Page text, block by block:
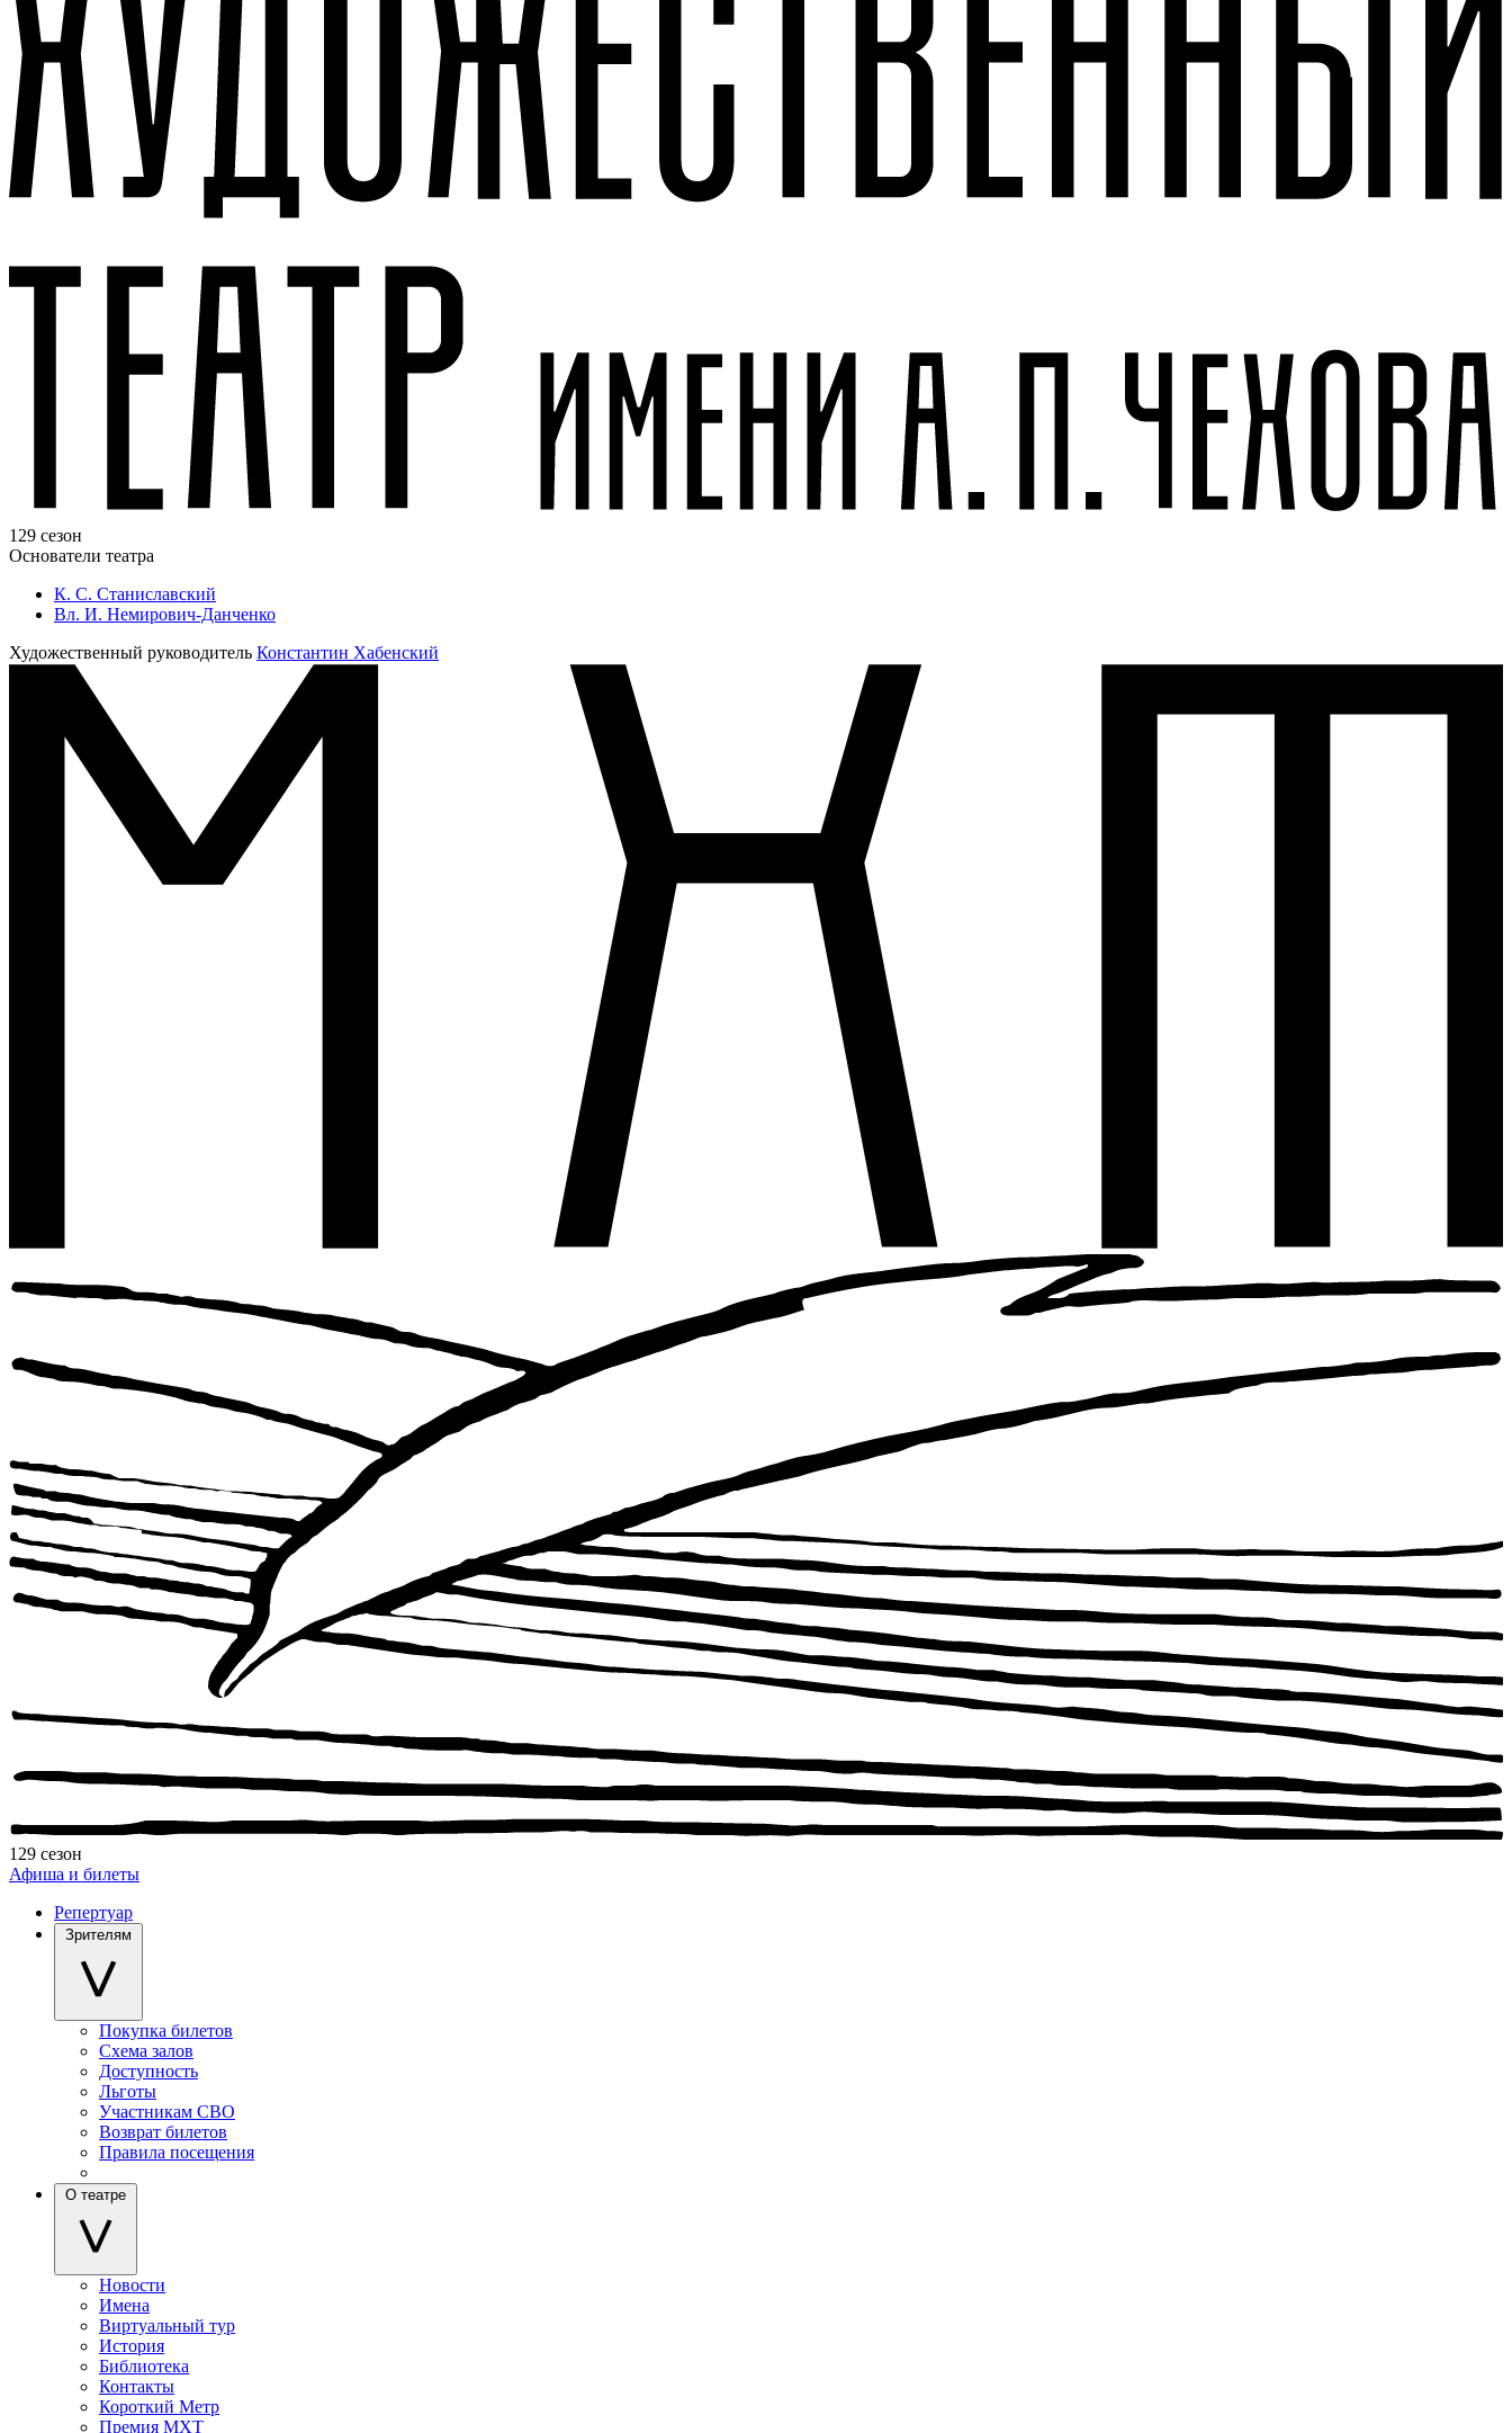
129 сезон
Основатели театра
К. С. Станиславский
Вл. И. Немирович-Данченко
Художественный руководитель Константин Хабенский
129 сезон
Афиша и билеты
Репертуар
Зрителям
Покупка билетов
Схема залов
Доступность
Льготы
Участникам СВО
Возврат билетов
Правила посещения
О театре
Новости
Имена
Виртуальный тур
История
Библиотека
Контакты
Короткий Метр
Премия МХТ